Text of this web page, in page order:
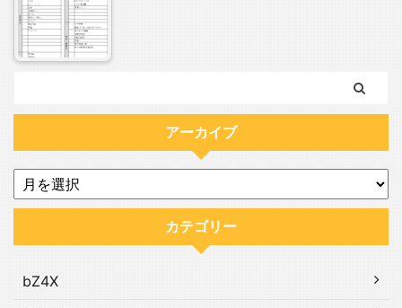
アーカイブ
カテゴリー
bZ4X